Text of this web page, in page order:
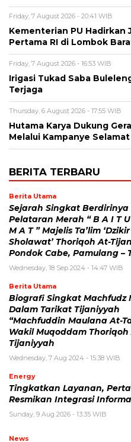
Friday, 7 August 2026 - 20:41 WIB
Kementerian PU Hadirkan
Pertama RI di Lombok
Friday, 7 August 2026 - 16:53 WIB
Irigasi Tukad Saba
Terjaga
Thursday, 6 August 2026 - 17:55 WIB
Hutama Karya Dukung
Melalui Kampanye Selamat
BERITA TERBARU
Berita Utama
Sejarah Singkat Berdirinya
Pelataran Merah “ B A I T U
M A T ” Majelis Ta’lim
Sholawat’ Thoriqoh At-
Pondok Cabe, Pamulang –
Wednesday, 18 Sep 2024 - 14:47 WIB
Berita Utama
Biografi Singkat Machfudz
Dalam Tarikat Tijaniyyah
“Machfuddin Maulana At-
Wakil Muqoddam Thoriqoh
Tijaniyyah
Wednesday, 7 Aug 2024 - 15:38 WIB
Energy
Tingkatkan Layanan,
Resmikan Integrasi
Sunday, 9 Aug 2026 - 13:35 WIB
News